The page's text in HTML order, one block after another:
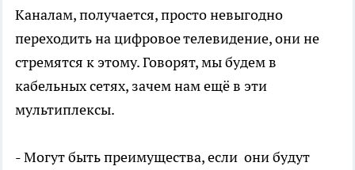
Каналам, получается, просто невыгодно
переходить на цифровое телевидение, они не
стремятся к этому. Говорят, мы будем в
кабельных сетях, зачем нам ещё в эти
мультиплексы.
- Могут быть преимущества, если они будут